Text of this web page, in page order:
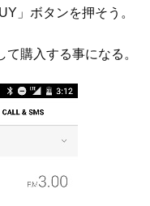
」ボタンを押そう。
購入する事になる。